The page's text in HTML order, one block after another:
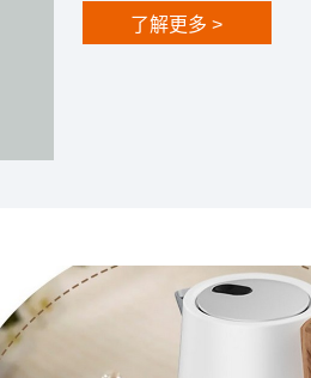
捷。【设备管理】可修改名